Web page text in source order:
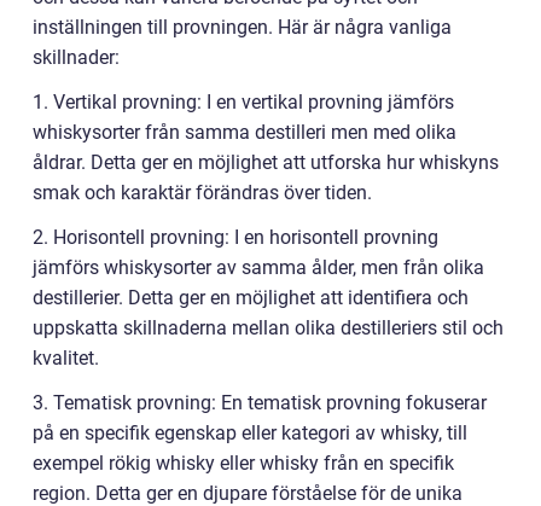
inställningen till provningen. Här är några vanliga
skillnader:
1. Vertikal provning: I en vertikal provning jämförs
whiskysorter från samma destilleri men med olika
åldrar. Detta ger en möjlighet att utforska hur whiskyns
smak och karaktär förändras över tiden.
2. Horisontell provning: I en horisontell provning
jämförs whiskysorter av samma ålder, men från olika
destillerier. Detta ger en möjlighet att identifiera och
uppskatta skillnaderna mellan olika destilleriers stil och
kvalitet.
3. Tematisk provning: En tematisk provning fokuserar
på en specifik egenskap eller kategori av whisky, till
exempel rökig whisky eller whisky från en specifik
region. Detta ger en djupare förståelse för de unika